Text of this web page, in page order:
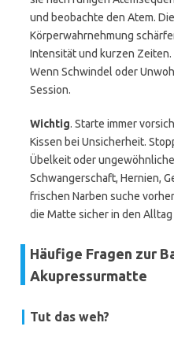
und beobachte den Atem.
Körperwahrnehmung
Intensität und kurzen
Wenn Schwindel oder
Session.
Wichtig. Starte immer
Kissen bei Unsicherheit.
Übelkeit oder
Schwangerschaft, Hernien,
frischen Narben suche
die Matte sicher in den
Häufige Fragen zur
Akupressurmatte
Tut das weh?